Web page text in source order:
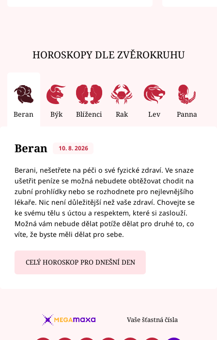
HOROSKOPY DLE ZVĚROKRUHU
Beran Býk Blíženci Rak Lev Panna
Beran 10. 8. 2026
Berani, nešetřete na péči o své fyzické zdraví. Ve snaze
ušetřit peníze se možná nebudete obtěžovat chodit na
zubní prohlídky nebo se rozhodnete pro nejlevnějšího
lékaře. Nic není důležitější než vaše zdraví. Chovejte se
ke svému tělu s úctou a respektem, které si zaslouží.
Možná vám nebude dělat potíže dělat pro druhé to, co
víte, že byste měli dělat pro sebe.
CELÝ HOROSKOP PRO DNEŠNÍ DEN
Vaše šťastná čísla